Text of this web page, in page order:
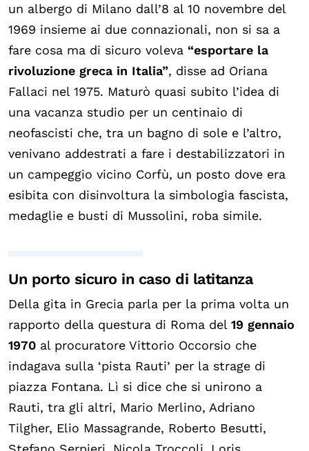
un albergo di Milano dall’8 al 10 novembre del
1969 insieme ai due connazionali, non si sa a
fare cosa ma di sicuro voleva “esportare la
rivoluzione greca in Italia”, disse ad Oriana
Fallaci nel 1975. Maturò quasi subito l’idea di
una vacanza studio per un centinaio di
neofascisti che, tra un bagno di sole e l’altro,
venivano addestrati a fare i destabilizzatori in
un campeggio vicino Corfù, un posto dove era
esibita con disinvoltura la simbologia fascista,
medaglie e busti di Mussolini, roba simile.
Un porto sicuro in caso di latitanza
Della gita in Grecia parla per la prima volta un
rapporto della questura di Roma del 19 gennaio
1970 al procuratore Vittorio Occorsio che
indagava sulla ‘pista Rauti’ per la strage di
piazza Fontana. Lì si dice che si unirono a
Rauti, tra gli altri, Mario Merlino, Adriano
Tilgher, Elio Massagrande, Roberto Besutti,